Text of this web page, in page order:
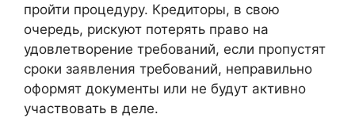
пройти процедуру. Кредиторы, в свою
очередь, рискуют потерять право на
удовлетворение требований, если пропустят
сроки заявления требований, неправильно
оформят документы или не будут активно
участвовать в деле.